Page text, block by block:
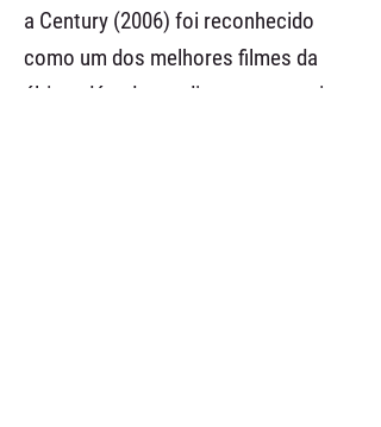
a Century (2006) foi reconhecido
como um dos melhores filmes da
última década em diversas pesquisas